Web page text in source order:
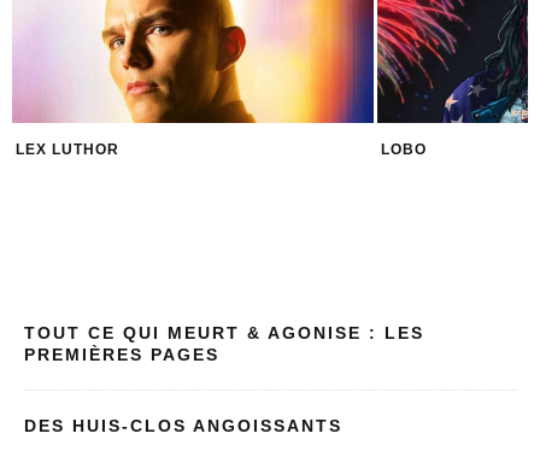
LEX LUTHOR LOBO
TOUT CE QUI MEURT & AGONISE : LES
PREMIÈRES PAGES
DES HUIS-CLOS ANGOISSANTS